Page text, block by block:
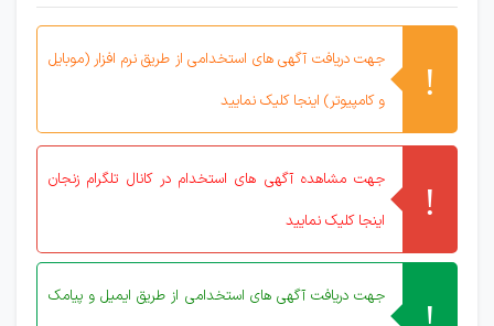
جهت دریافت آگهی های استخدامی از طریق نرم افزار (موبایل
و کامپیوتر) اینجا کلیک نمایید
جهت مشاهده آگهی های استخدام در کانال تلگرام زنجان
اینجا کلیک نمایید
جهت دریافت آگهی های استخدامی از طریق ایمیل و پیامک